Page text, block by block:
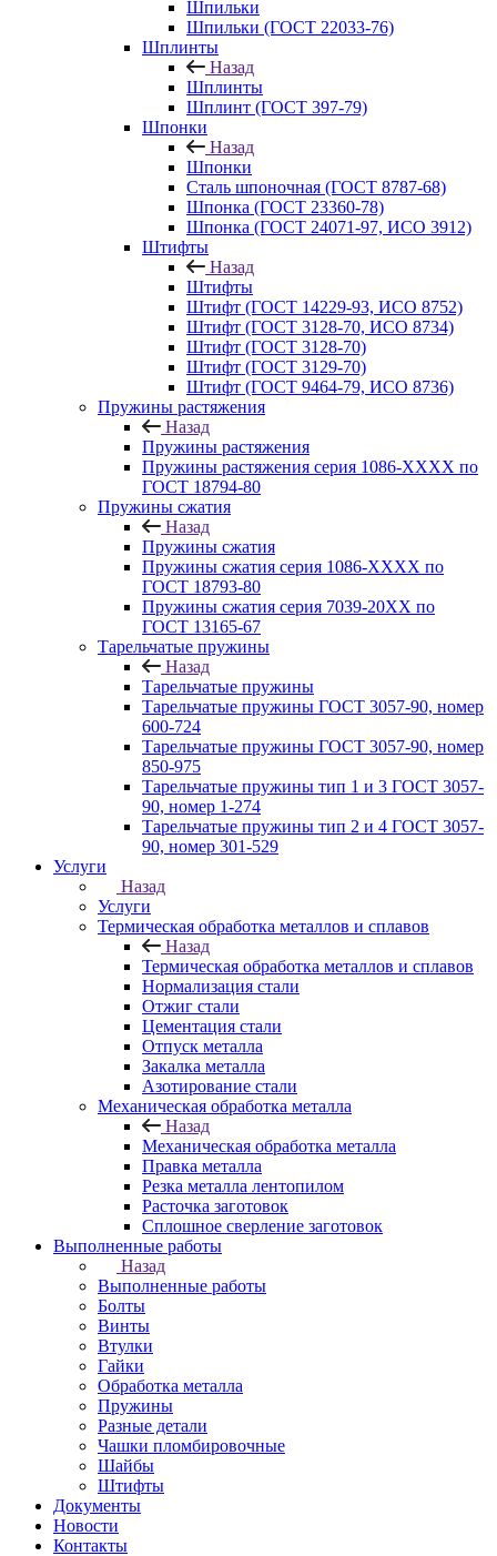
Шпильки
Шпильки (ГОСТ 22033-76)
Шплинты
Назад
Шплинты
Шплинт (ГОСТ 397-79)
Шпонки
Назад
Шпонки
Сталь шпоночная (ГОСТ 8787-68)
Шпонка (ГОСТ 23360-78)
Шпонка (ГОСТ 24071-97, ИСО 3912)
Штифты
Назад
Штифты
Штифт (ГОСТ 14229-93, ИСО 8752)
Штифт (ГОСТ 3128-70, ИСО 8734)
Штифт (ГОСТ 3128-70)
Штифт (ГОСТ 3129-70)
Штифт (ГОСТ 9464-79, ИСО 8736)
Пружины растяжения
Назад
Пружины растяжения
Пружины растяжения серия 1086-ХХХХ по
ГОСТ 18794‑80
Пружины сжатия
Назад
Пружины сжатия
Пружины сжатия серия 1086-ХХХХ по
ГОСТ 18793‑80
Пружины сжатия серия 7039-20ХХ по
ГОСТ 13165‑67
Тарельчатые пружины
Назад
Тарельчатые пружины
Тарельчатые пружины ГОСТ 3057-90, номер
600-724
Тарельчатые пружины ГОСТ 3057-90, номер
850-975
Тарельчатые пружины тип 1 и 3 ГОСТ 3057-
90, номер 1-274
Тарельчатые пружины тип 2 и 4 ГОСТ 3057-
90, номер 301-529
Услуги
Назад
Услуги
Термическая обработка металлов и сплавов
Назад
Термическая обработка металлов и сплавов
Нормализация стали
Отжиг стали
Цементация стали
Отпуск металла
Закалка металла
Азотирование стали
Механическая обработка металла
Назад
Механическая обработка металла
Правка металла
Резка металла лентопилом
Расточка заготовок
Сплошное сверление заготовок
Выполненные работы
Назад
Выполненные работы
Болты
Винты
Втулки
Гайки
Обработка металла
Пружины
Разные детали
Чашки пломбировочные
Шайбы
Штифты
Документы
Новости
Контакты